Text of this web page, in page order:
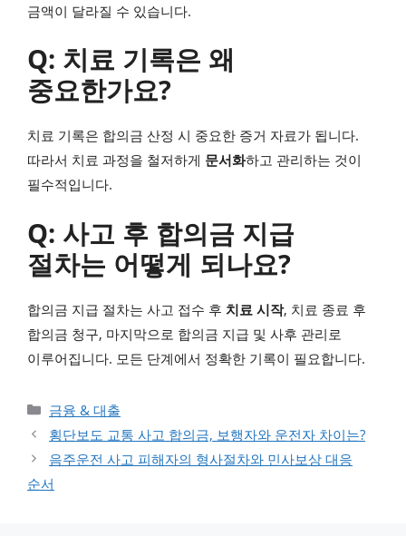
금액이 달라질 수 있습니다.
Q: 치료 기록은 왜
중요한가요?
치료 기록은 합의금 산정 시 중요한 증거 자료가 됩니다.
따라서 치료 과정을 철저하게 문서화하고 관리하는 것이
필수적입니다.
Q: 사고 후 합의금 지급
절차는 어떻게 되나요?
합의금 지급 절차는 사고 접수 후 치료 시작, 치료 종료 후
합의금 청구, 마지막으로 합의금 지급 및 사후 관리로
이루어집니다. 모든 단계에서 정확한 기록이 필요합니다.
카테고리
금융 & 대출
횡단보도 교통 사고 합의금, 보행자와 운전자 차이는?
음주운전 사고 피해자의 형사절차와 민사보상 대응
순서